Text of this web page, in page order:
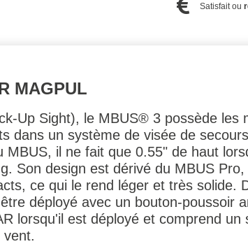
Satisfait ou
MAGPUL
Up Sight), le MBUS® 3 possède les
dans un système de visée de
il ne fait que 0.55" de haut
Son design est dérivé du MBUS
ce qui le rend léger et très solide.
déployé avec un bouton-poussoir
lorsqu'il est déployé et comprend un
vent.